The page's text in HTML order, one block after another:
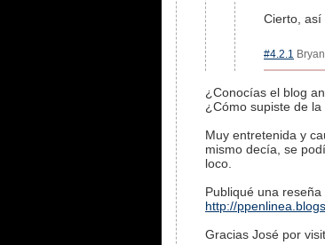
Cierto, así
#4.2.1
¿Conocías el blog
¿Cómo supiste de
Muy entretenida y
mismo decía, se
loco.
Publiqué una
http://
Gracias José por